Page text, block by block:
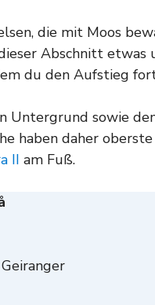
die mit Moos
Abschnitt etwas
du den Aufstieg
Untergrund sowie
haben daher
II am Fuß.